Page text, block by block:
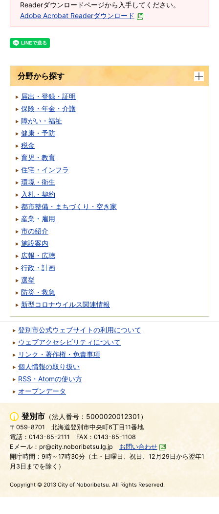
Readerダウンロードページから入手してください。
Adobe Acrobat Readerダウンロード
分野から探す
届出・登録・証明
保険・年金・介護
障がい・福祉
健康・予防
税金
育児・教育
住宅・インフラ
環境・衛生
入札・契約
都市整備・まちづくり・空き家
産業・雇用
市の紹介
施設案内
広報・広聴
行政・計画
選挙
防災・救急
新型コロナウイルス関連情報
登別市公式ウェブサイトの利用について
ウェブアクセシビリティについて
リンク・著作権・免責事項
個人情報の取り扱い
RSS・Atomの使い方
オープンデータ
登別市 （法人番号：5000020012301）
〒059-8701
北海道登別市中央町6丁目11番地
電話：0143-85-2111
FAX：0143-85-1108
Eメール：pr@city.noboribetsu.lg.jp
お問い合わせ
開庁時間：9時～17時30分（土・日曜日、祝日、12月29日から翌年1
月3日までを除く）
Copyright © 2013 City of Noboribetsu. All Rights Reserved.